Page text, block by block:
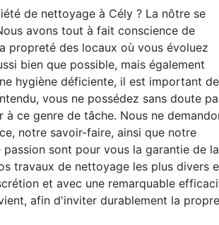
de nettoyage à Cély ? La nôtre se
avons tout à fait conscience de
propreté des locaux où vous évoluez
bien que possible, mais également
hygiène déficiente, il est important
vous ne possédez sans doute
ce genre de tâche. Nous ne
notre savoir-faire, ainsi que notre
sont pour vous la garantie de
travaux de nettoyage les plus divers
et avec une remarquable
afin d'inviter durablement la